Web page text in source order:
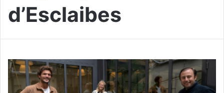
d’Esclaibes